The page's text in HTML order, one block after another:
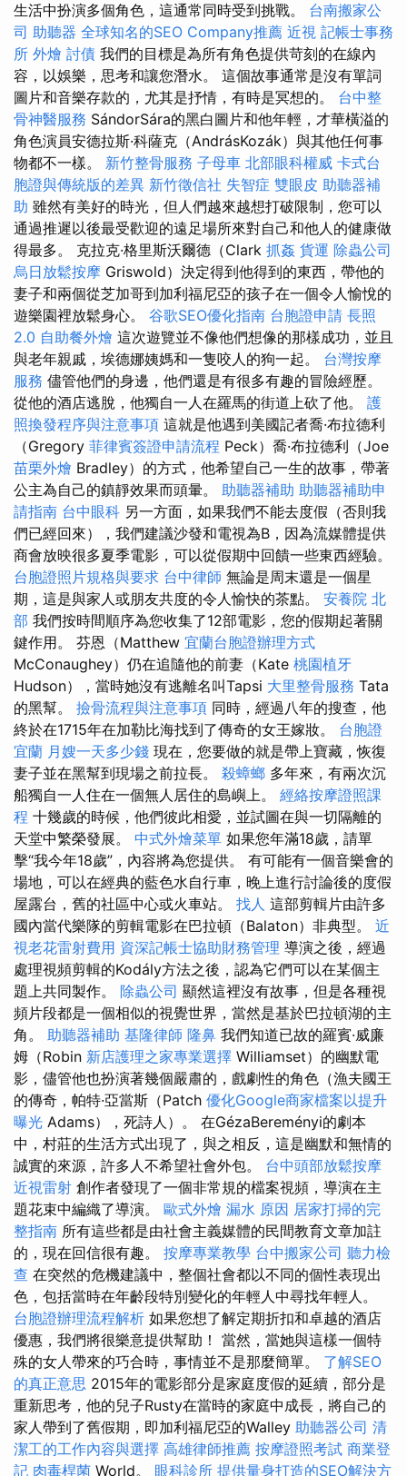
生活中扮演多個角色，這通常同時受到挑戰。 台南搬家公
司 助聽器 全球知名的SEO Company推薦 近視 記帳士事務
所 外燴 討債 我們的目標是為所有角色提供苛刻的在線內
容，以娛樂，思考和讓您潛水。 這個故事通常是沒有單詞
圖片和音樂存款的，尤其是抒情，有時是冥想的。 台中整
骨神醫服務 SándorSára的黑白圖片和他年輕，才華橫溢的
角色演員安德拉斯·科薩克（AndrásKozák）與其他任何事
物都不一樣。 新竹整骨服務 子母車 北部眼科權威 卡式台
胞證與傳統版的差異 新竹徵信社 失智症 雙眼皮 助聽器補
助 雖然有美好的時光，但人們越來越想打破限制，您可以
通過推遲以後最受歡迎的遠足場所來對自己和他人的健康做
得最多。 克拉克·格里斯沃爾德（Clark 抓姦 貨運 除蟲公司
烏日放鬆按摩 Griswold）決定得到他得到的東西，帶他的
妻子和兩個從芝加哥到加利福尼亞的孩子在一個令人愉悅的
遊樂園裡放鬆身心。 谷歌SEO優化指南 台胞證申請 長照
2.0 自助餐外燴 這次遊覽並不像他們想像的那樣成功，並且
與老年親戚，埃德娜姨媽和一隻咬人的狗一起。 台灣按摩
服務 儘管他們的身邊，他們還是有很多有趣的冒險經歷。
從他的酒店逃脫，他獨自一人在羅馬的街道上砍了他。 護
照換發程序與注意事項 這就是他遇到美國記者喬·布拉德利
（Gregory 菲律賓簽證申請流程 Peck）喬·布拉德利（Joe
苗栗外燴 Bradley）的方式，他希望自己一生的故事，帶著
公主為自己的鎮靜效果而頭暈。 助聽器補助 助聽器補助申
請指南 台中眼科 另一方面，如果我們不能去度假（否則我
們已經回來），我們建議沙發和電視為B，因為流媒體提供
商會放映很多夏季電影，可以從假期中回饋一些東西經驗。
台胞證照片規格與要求 台中律師 無論是周末還是一個星
期，這是與家人或朋友共度的令人愉快的茶點。 安養院 北
部 我們按時間順序為您收集了12部電影，您的假期起著關
鍵作用。 芬恩（Matthew 宜蘭台胞證辦理方式
McConaughey）仍在追隨他的前妻（Kate 桃園植牙
Hudson），當時她沒有逃離名叫Tapsi 大里整骨服務 Tata
的黑幫。 撿骨流程與注意事項 同時，經過八年的搜查，他
終於在1715年在加勒比海找到了傳奇的女王嫁妝。 台胞證
宜蘭 月嫂一天多少錢 現在，您要做的就是帶上寶藏，恢復
妻子並在黑幫到現場之前拉長。 殺蟑螂 多年來，有兩次沉
船獨自一人住在一個​​無人居住的島嶼上。 經絡按摩證照課
程 十幾歲的時候，他們彼此相愛，並試圖在與一切隔離的
天堂中繁榮發展。 中式外燴菜單 如果您年滿18歲，請單
擊“我今年18歲”，內容將為您提供。 有可能有一個音樂會的
場地，可以在經典的藍色水自行車，晚上進行討論後的度假
屋露台，舊的社區中心或火車站。 找人 這部剪輯片由許多
國內當代樂隊的剪輯電影在巴拉頓（Balaton）非典型。 近
視老花雷射費用 資深記帳士協助財務管理 導演之後，經過
處理視頻剪輯的Kodály方法之後，認為它們可以在某個主
題上共同製作。 除蟲公司 顯然這裡沒有故事，但是各種視
頻片段都是一個相似的視覺世界，當然是基於巴拉頓湖的主
角。 助聽器補助 基隆律師 隆鼻 我們知道已故的羅賓·威廉
姆（Robin 新店護理之家專業選擇 Williamset）的幽默電
影，儘管他也扮演著幾個嚴肅的，戲劇性的角色（漁夫國王
的傳奇，帕特·亞當斯（Patch 優化Google商家檔案以提升
曝光 Adams），死詩人）。 在GézaBereményi的劇本
中，村莊的生活方式出現了，與之相反，這是幽默和無情的
誠實的來源，許多人不希望社會外包。 台中頭部放鬆按摩
近視雷射 創作者發現了一個非常規的檔案視頻，導演在主
題花束中編織了導演。 歐式外燴 漏水 原因 居家打掃的完
整指南 所有這些都是由社會主義媒體的民間教育文章加註
的，現在回信很有趣。 按摩專業教學 台中搬家公司 聽力檢
查 在突然的危機建議中，整個社會都以不同的個性表現出
色，包括當時在年齡段特別變化的年輕人中尋找年輕人。
台胞證辦理流程解析 如果您想了解定期折扣和卓越的酒店
優惠，我們將很樂意提供幫助！ 當然，當她與這樣一個特
殊的女人帶來的巧合時，事情並不是那麼簡單。 了解SEO
的真正意思 2015年的電影部分是家庭度假的延續，部分是
重新思考，他的兒子Rusty在當時的家庭中成長，將自己的
家人帶到了舊假期，即加利福尼亞的Walley 助聽器公司 清
潔工的工作內容與選擇 高雄律師推薦 按摩證照考試 商業登
記 肉毒桿菌 World。 眼科診所 提供量身打造的SEO解決方